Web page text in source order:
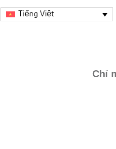
Tiếng Việt
Chỉ